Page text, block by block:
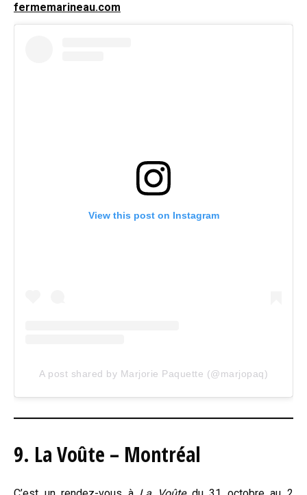
fermemarineau.com
View this post on Instagram
A post shared by Marjorie Paquette (@marjopaq)
9. La Voûte – Montréal